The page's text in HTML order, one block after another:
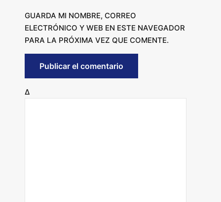
GUARDA MI NOMBRE, CORREO
ELECTRÓNICO Y WEB EN ESTE NAVEGADOR
PARA LA PRÓXIMA VEZ QUE COMENTE.
Δ